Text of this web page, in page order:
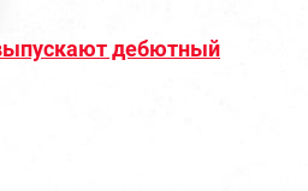
дебютный